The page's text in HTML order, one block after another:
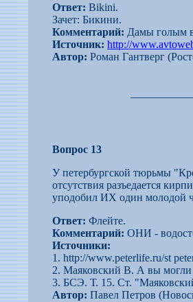
Ответ: Bikini.
Зачет: Бикини.
Комментарий: Дамы голым
Источник: http://
Автор: Роман Гантверг
Вопрос 13
У петербургской тюрьмы
отсутствия разъедается
уподобил ИХ один молодой
Ответ: Флейте.
Комментарий: ОНИ -
Источники:
1. http://www.peterlife.ru/st
2. Маяковский В. А вы
3. БСЭ. Т. 15. Ст.
Автор: Павел Петров